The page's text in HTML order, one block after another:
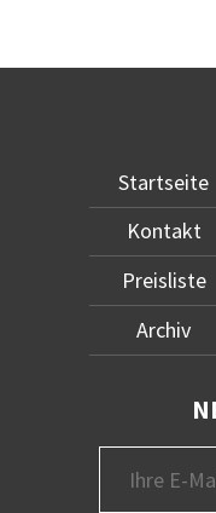
Startseite
Kontakt
Preisliste
Archiv